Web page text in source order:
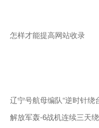
怎样才能提高网站收录
辽宁号航母编队“逆时针绕
解放军轰-6战机连续三天